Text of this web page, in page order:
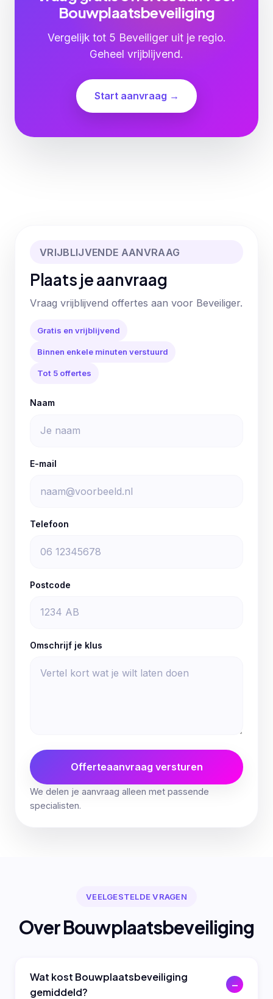
Bouwplaatsbeveiliging
Vergelijk tot 5 Beveiliger uit je regio.
Geheel vrijblijvend.
Start aanvraag →
VRIJBLIJVENDE AANVRAAG
Plaats je aanvraag
Vraag vrijblijvend offertes aan voor Beveiliger.
Gratis en vrijblijvend
Binnen enkele minuten verstuurd
Tot 5 offertes
Naam
E-mail
Telefoon
Postcode
Omschrijf je klus
Offerteaanvraag versturen
We delen je aanvraag alleen met passende
specialisten.
VEELGESTELDE VRAGEN
Over Bouwplaatsbeveiliging
Wat kost Bouwplaatsbeveiliging
gemiddeld?